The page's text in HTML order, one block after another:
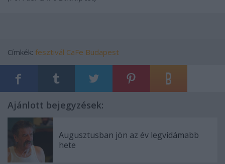
Címkék: fesztivál CaFe Budapest
Ajánlott bejegyzések:
Augusztusban jön az év legvidámabb
hete